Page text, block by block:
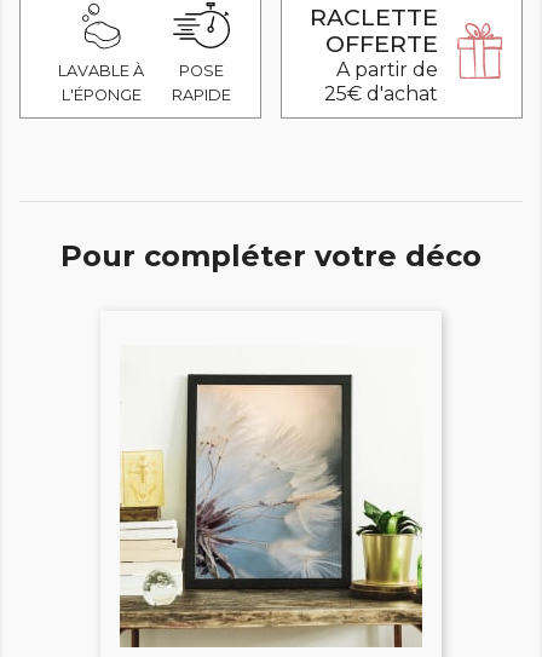
LAVABLE À
L'ÉPONGE
POSE
RAPIDE
RACLETTE
OFFERTE
A partir de
25€ d'achat
Pour compléter votre déco